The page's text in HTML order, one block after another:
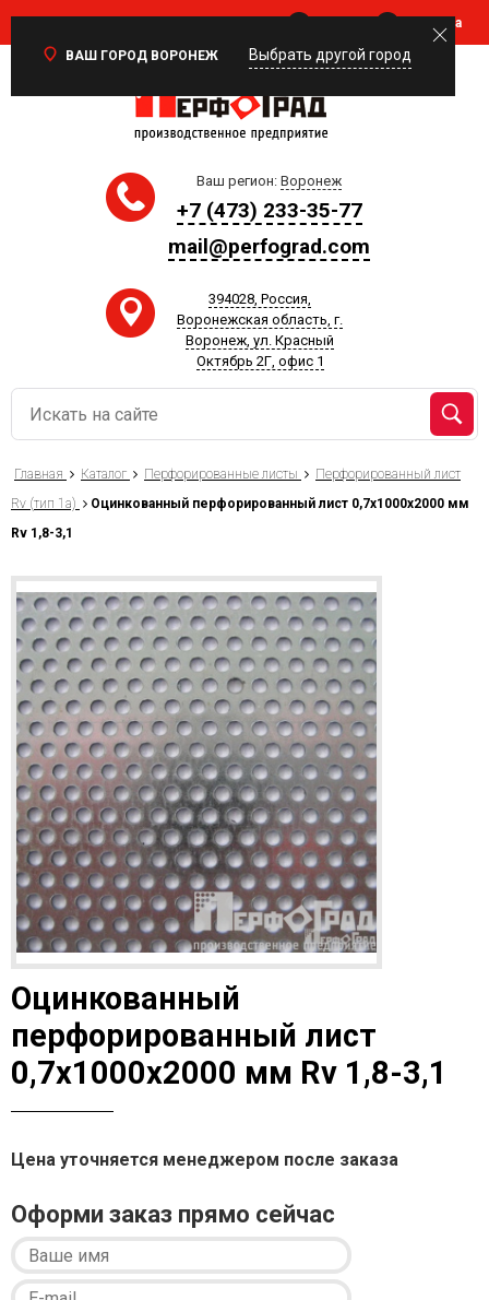
Корзина
ВАШ ГОРОД ВОРОНЕЖ Выбрать другой город
Ваш регион: Воронеж
+7 (473) 233-35-77
mail@perfograd.com
394028, Россия,
Воронежская область, г.
Воронеж, ул. Красный
Октябрь 2Г, офис 1
Главная Каталог Перфорированные листы
Перфорированный лист
Rv (тип 1a)
Оцинкованный перфорированный лист 0,7х1000х2000 мм
Rv 1,8-3,1
Оцинкованный
перфорированный лист
0,7х1000х2000 мм Rv 1,8-3,1
Цена уточняется менеджером после заказа
Оформи заказ прямо сейчас